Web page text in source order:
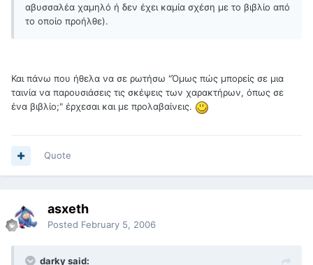
αβυσσαλέα χαμηλό ή δεν έχει καμία σχέση με το βιβλίο από
το οποίο προήλθε).
Και πάνω που ήθελα να σε ρωτήσω "Όμως πώς μπορείς σε μια
ταινία να παρουσιάσεις τις σκέψεις των χαρακτήρων, όπως σε
ένα βιβλίο;" έρχεσαι και με προλαβαίνεις.
Quote
asxeth
Posted February 5, 2006
darky said: